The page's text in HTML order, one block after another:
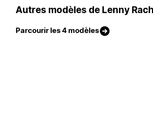
Autres modèles de Lenny
Parcourir les 4 modèles